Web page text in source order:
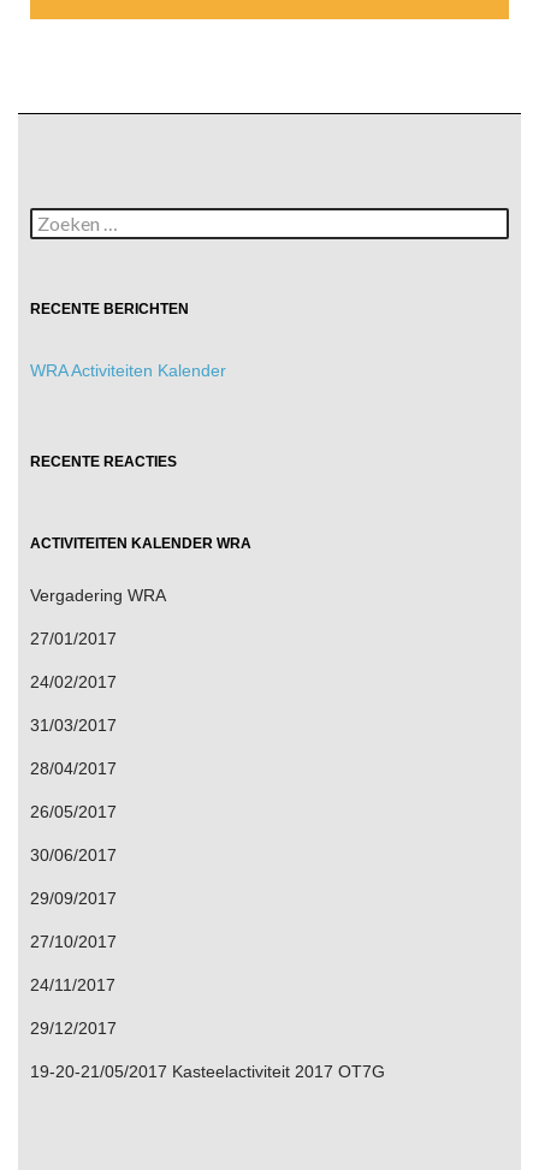
RECENTE BERICHTEN
WRA Activiteiten Kalender
RECENTE REACTIES
ACTIVITEITEN KALENDER WRA
Vergadering WRA
27/01/2017
24/02/2017
31/03/2017
28/04/2017
26/05/2017
30/06/2017
29/09/2017
27/10/2017
24/11/2017
29/12/2017
19-20-21/05/2017 Kasteelactiviteit 2017 OT7G